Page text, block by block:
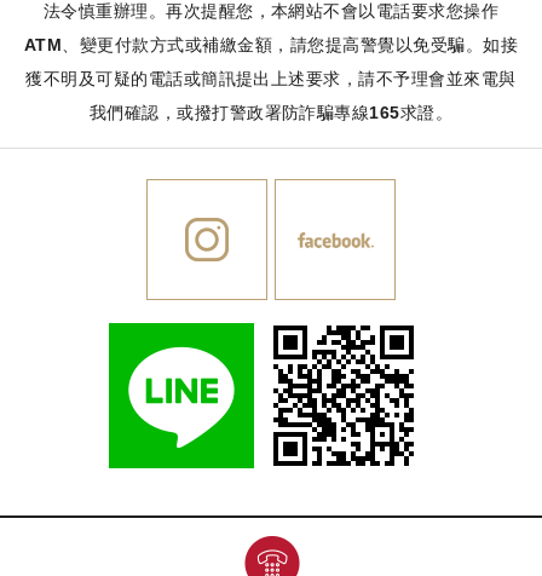
法令慎重辦理。再次提醒您，本網站不會以電話要求您操作
ATM、變更付款方式或補繳金額，請您提高警覺以免受騙。如接
獲不明及可疑的電話或簡訊提出上述要求，請不予理會並來電與
我們確認，或撥打警政署防詐騙專線165求證。